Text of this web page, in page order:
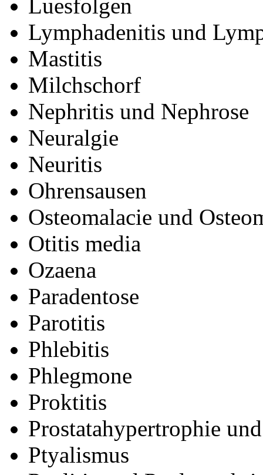
Luesfolgen
Lymphadenitis und
Mastitis
Milchschorf
Nephritis und Nephrose
Neuralgie
Neuritis
Ohrensausen
Osteomalacie und
Otitis media
Ozaena
Paradentose
Parotitis
Phlebitis
Phlegmone
Proktitis
Prostatahypertrophie
Ptyalismus